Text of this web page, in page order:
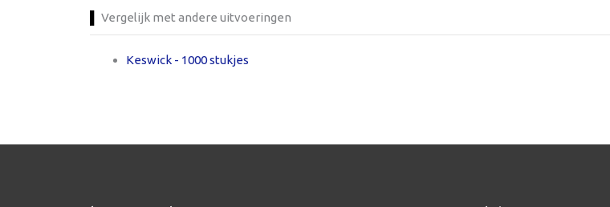
Vergelijk met andere uitvoeringen
Keswick - 1000 stukjes